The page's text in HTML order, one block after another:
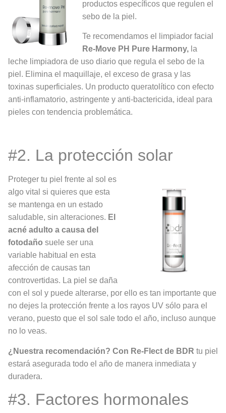
productos específicos que regulen el
sebo de la piel.
Te recomendamos el limpiador facial
Re-Move PH Pure Harmony, la
leche limpiadora de uso diario que regula el sebo de la
piel. Elimina el maquillaje, el exceso de grasa y las
toxinas superficiales. Un producto queratolítico con efecto
anti-inflamatorio, astringente y anti-bactericida, ideal para
pieles con tendencia problemática.
#2. La protección solar
Proteger tu piel frente al sol es
algo vital si quieres que esta
se mantenga en un estado
saludable, sin alteraciones. El
acné adulto a causa del
fotodaño suele ser una
variable habitual en esta
afección de causas tan
controvertidas. La piel se daña
con el sol y puede alterarse, por ello es tan importante que
no dejes la protección frente a los rayos UV sólo para el
verano, puesto que el sol sale todo el año, incluso aunque
no lo veas.
¿Nuestra recomendación? Con Re-Flect de BDR tu piel
estará asegurada todo el año de manera inmediata y
duradera.
#3. Factores hormonales